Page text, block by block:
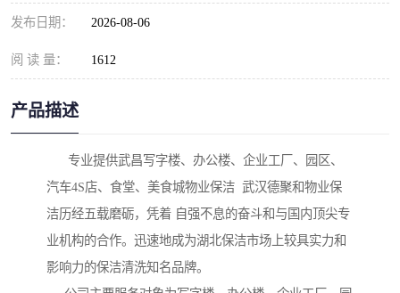
发布日期： 2026-08-06
阅 读 量： 1612
产品描述
汽车4S店、食堂、美食城物业保洁  武汉德聚和物业保
洁历经五载磨砺，凭着 自强不息的奋斗和与国内顶尖专
业机构的合作。迅速地成为湖北保洁市场上较具实力和
影响力的保洁清洗知名品牌。